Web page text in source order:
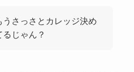
うさっさとカレッジ決め
るじゃん？